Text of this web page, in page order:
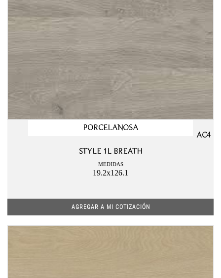
PORCELANOSA
AC4
STYLE 1L BREATH
MEDIDAS
19.2x126.1
AGREGAR A MI COTIZACIÓN